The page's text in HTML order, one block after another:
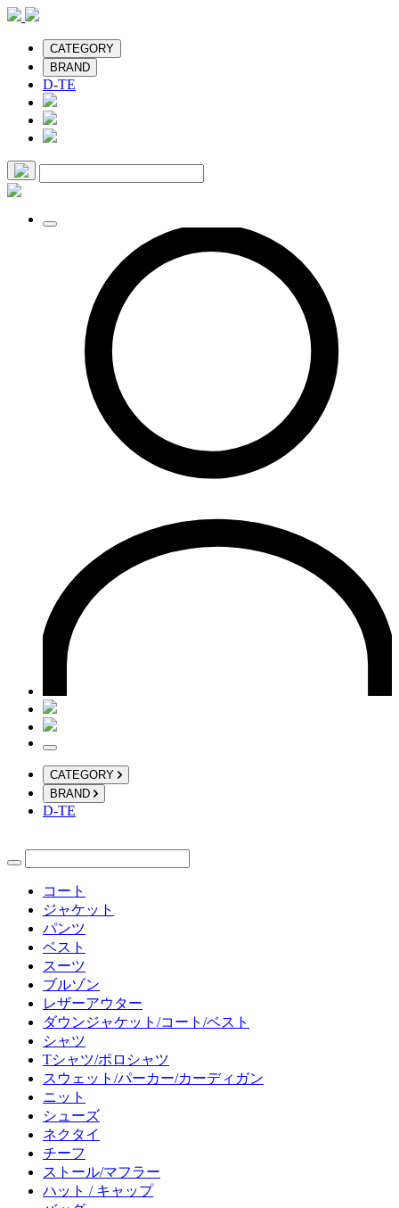
CATEGORY
BRAND
D-TE
CATEGORY
BRAND
D-TE
コート
ジャケット
パンツ
ベスト
スーツ
ブルゾン
レザーアウター
ダウンジャケット/コート/ベスト
シャツ
Tシャツ/ポロシャツ
スウェット/パーカー/カーディガン
ニット
シューズ
ネクタイ
チーフ
ストール/マフラー
ハット / キャップ